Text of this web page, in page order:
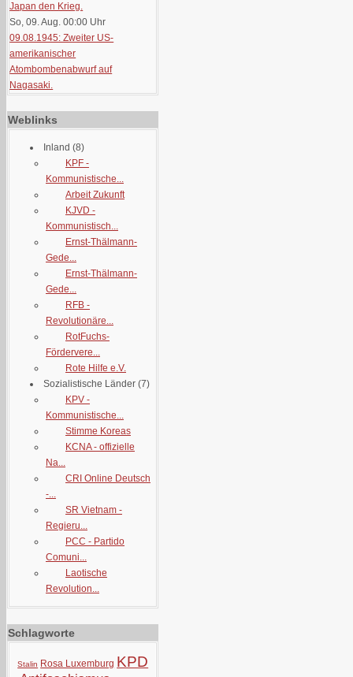
Japan den Krieg.
So, 09. Aug. 00:00 Uhr
09.08.1945: Zweiter US-
amerikanischer
Atombombenabwurf auf
Nagasaki.
Weblinks
Inland (8)
KPF -
Kommunistische...
Arbeit Zukunft
KJVD -
Kommunistisch...
Ernst-Thälmann-
Gede...
Ernst-Thälmann-
Gede...
RFB -
Revolutionäre...
RotFuchs-
Fördervere...
Rote Hilfe e.V.
Sozialistische Länder (7)
KPV -
Kommunistische...
Stimme Koreas
KCNA - offizielle
Na...
CRI Online Deutsch
-...
SR Vietnam -
Regieru...
PCC - Partido
Comuni...
Laotische
Revolution...
Schlagworte
Stalin Rosa Luxemburg KPD